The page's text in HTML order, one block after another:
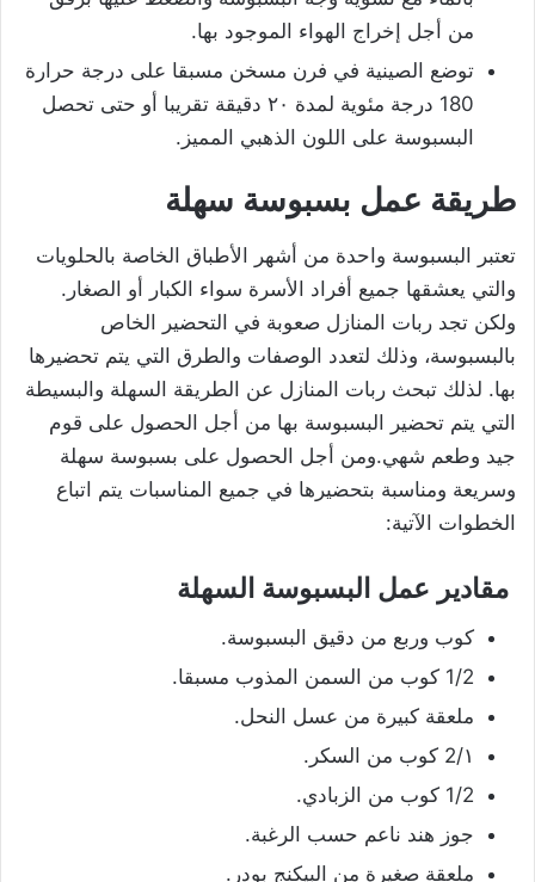
من أجل إخراج الهواء الموجود بها.
توضع الصينية في فرن مسخن مسبقا على درجة حرارة
180 درجة مئوية لمدة ٢٠ دقيقة تقريبا أو حتى تحصل
البسبوسة على اللون الذهبي المميز.
طريقة عمل بسبوسة سهلة
تعتبر البسبوسة واحدة من أشهر الأطباق الخاصة بالحلويات
والتي يعشقها جميع أفراد الأسرة سواء الكبار أو الصغار.
ولكن تجد ربات المنازل صعوبة في التحضير الخاص
بالبسبوسة، وذلك لتعدد الوصفات والطرق التي يتم تحضيرها
بها. لذلك تبحث ربات المنازل عن الطريقة السهلة والبسيطة
التي يتم تحضير البسبوسة بها من أجل الحصول على قوم
جيد وطعم شهي.ومن أجل الحصول على بسبوسة سهلة
وسريعة ومناسبة بتحضيرها في جميع المناسبات يتم اتباع
الخطوات الآتية:
مقادير عمل البسبوسة السهلة
كوب وربع من دقيق البسبوسة.
1/2 كوب من السمن المذوب مسبقا.
ملعقة كبيرة من عسل النحل.
١/2 كوب من السكر.
1/2 كوب من الزبادي.
جوز هند ناعم حسب الرغبة.
ملعقة صغيرة من البيكنج بودر.